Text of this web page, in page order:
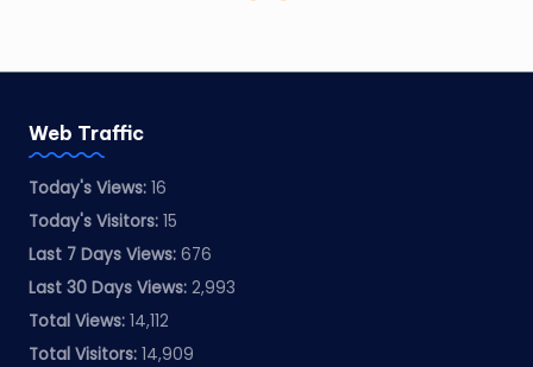
Web Traffic
Today's Views: 16
Today's Visitors: 15
Last 7 Days Views: 676
Last 30 Days Views: 2,993
Total Views: 14,112
Total Visitors: 14,909